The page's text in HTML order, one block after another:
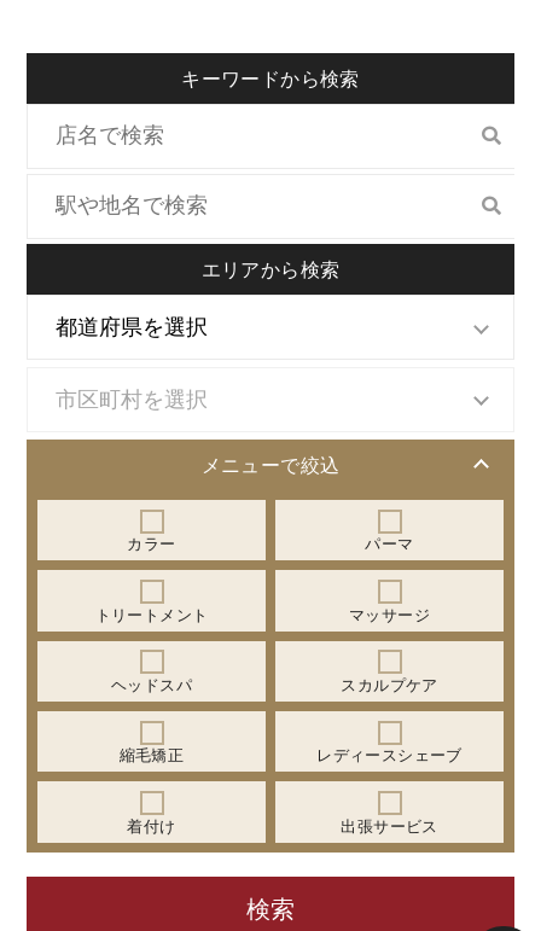
キーワードから検索
エリアから検索
メニューで絞込
カラー パーマ
トリートメント マッサージ
ヘッドスパ スカルプケア
縮毛矯正 レディースシェーブ
着付け 出張サービス